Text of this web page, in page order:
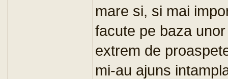
mare si, si mai
facute pe baza
extrem de
mi-au ajuns